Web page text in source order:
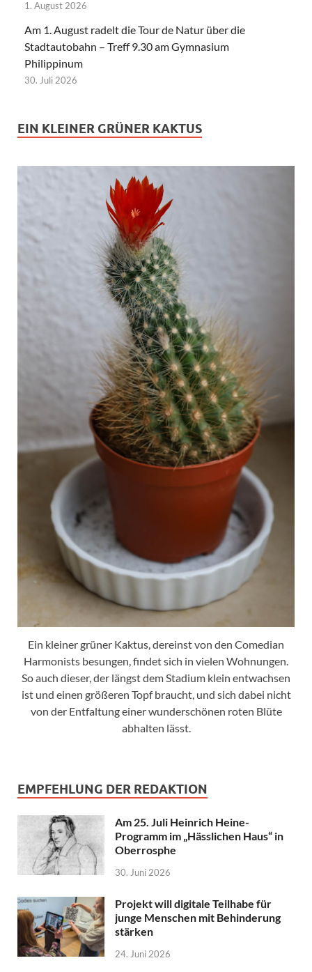
1. August 2026
Am 1. August radelt die Tour de Natur über die
Stadtautobahn – Treff 9.30 am Gymnasium
Philippinum
30. Juli 2026
EIN KLEINER GRÜNER KAKTUS
Ein kleiner grüner Kaktus, dereinst von den Comedian
Harmonists besungen, findet sich in vielen Wohnungen.
So auch dieser, der längst dem Stadium klein entwachsen
ist und einen größeren Topf braucht, und sich dabei nicht
von der Entfaltung einer wunderschönen roten Blüte
abhalten lässt.
EMPFEHLUNG DER REDAKTION
Am 25. Juli Heinrich Heine-
Programm im „Hässlichen Haus“ in
Oberrosphe
30. Juni 2026
Projekt will digitale Teilhabe für
junge Menschen mit Behinderung
stärken
24. Juni 2026